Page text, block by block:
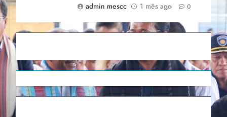
admin mescc
1 mês ago 0